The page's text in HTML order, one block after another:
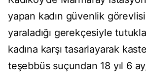
yapan kadın güvenlik
yaraladığı gerekçesiyle
kadına karşı tasarlayarak
teşebbüs suçundan 18 yıl 6